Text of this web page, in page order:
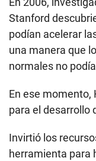
Stanford
podían acelerar
una manera que
normales no
En ese momento,
para el desarrollo
Invirtió los
herramienta para